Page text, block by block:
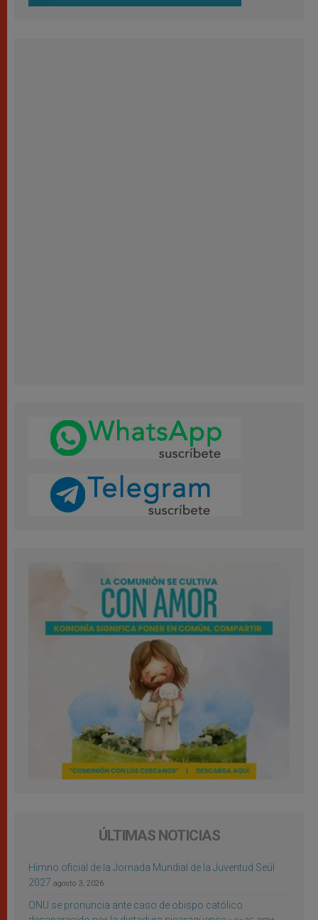
ÚLTIMAS NOTICIAS
Himno oficial de la Jornada Mundial de la Juventud Seúl
2027 agosto 3, 2026
ONU se pronuncia ante caso de obispo católico